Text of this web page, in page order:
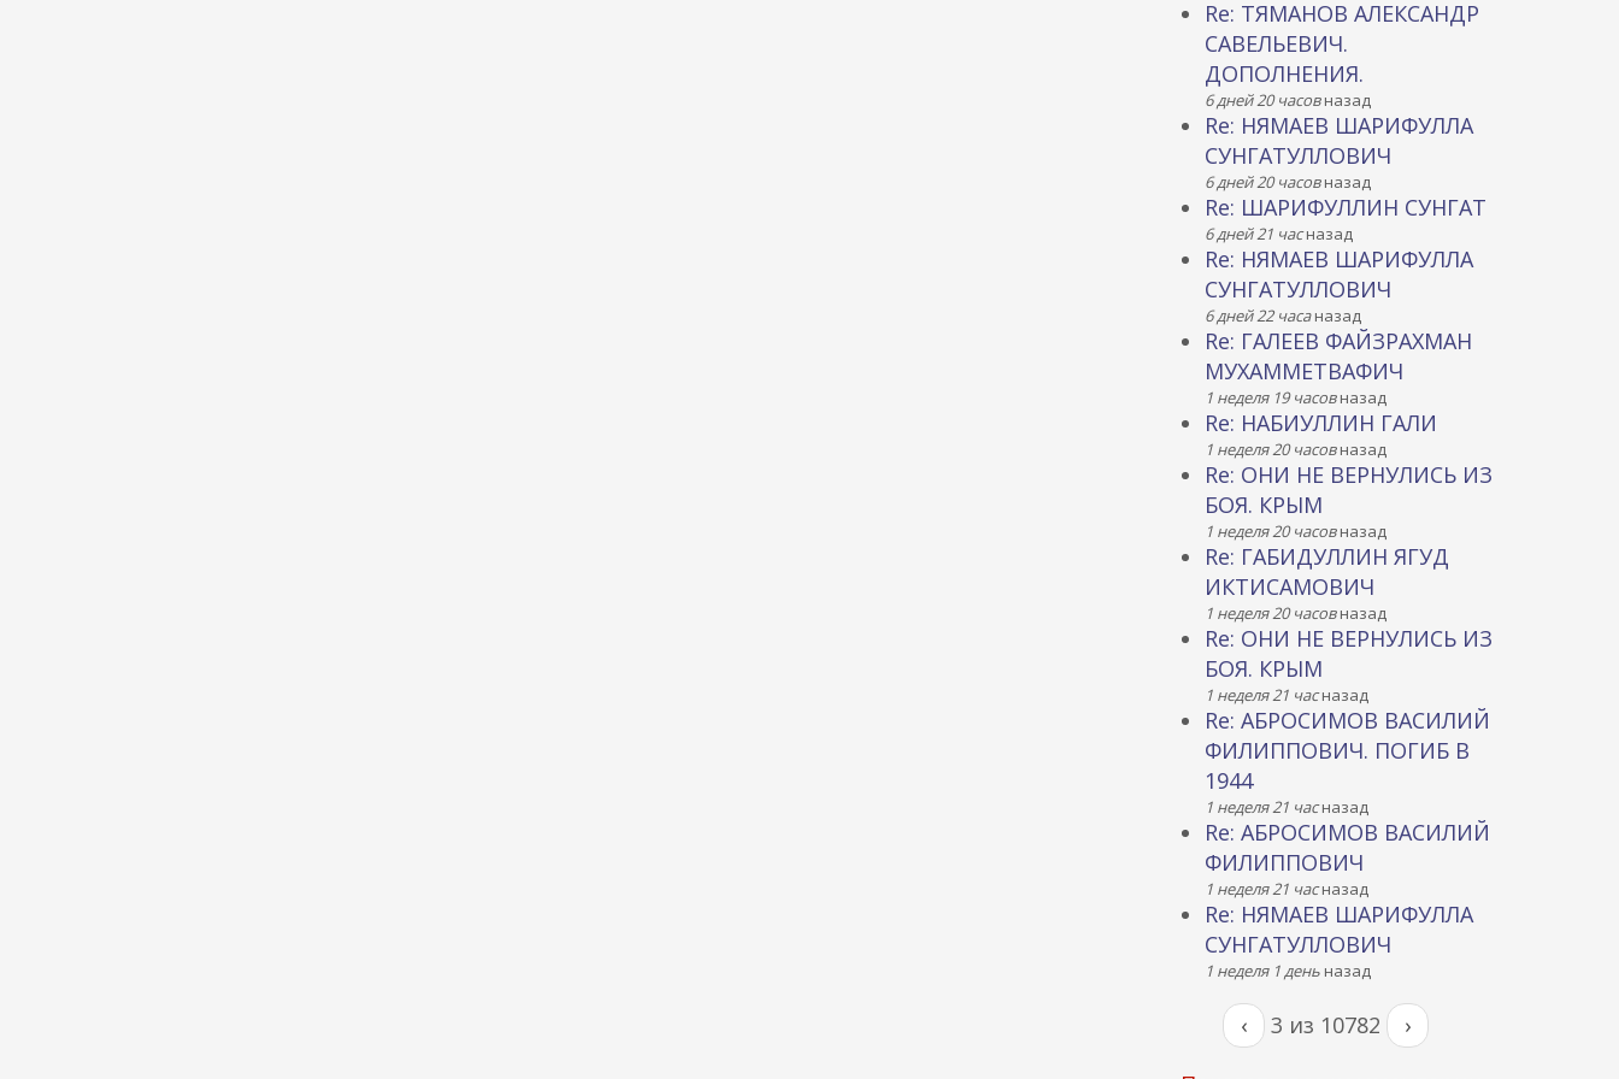
Re: ТЯМАНОВ АЛЕКСАНДР
САВЕЛЬЕВИЧ.
ДОПОЛНЕНИЯ.
6 дней 20 часовназад
Re: НЯМАЕВ ШАРИФУЛЛА
СУНГАТУЛЛОВИЧ
6 дней 20 часовназад
Re: ШАРИФУЛЛИН СУНГАТ
6 дней 21 часназад
Re: НЯМАЕВ ШАРИФУЛЛА
СУНГАТУЛЛОВИЧ
6 дней 22 часаназад
Re: ГАЛЕЕВ ФАЙЗРАХМАН
МУХАММЕТВАФИЧ
1 неделя 19 часовназад
Re: НАБИУЛЛИН ГАЛИ
1 неделя 20 часовназад
Re: ОНИ НЕ ВЕРНУЛИСЬ ИЗ
БОЯ. КРЫМ
1 неделя 20 часовназад
Re: ГАБИДУЛЛИН ЯГУД
ИКТИСАМОВИЧ
1 неделя 20 часовназад
Re: ОНИ НЕ ВЕРНУЛИСЬ ИЗ
БОЯ. КРЫМ
1 неделя 21 часназад
Re: АБРОСИМОВ ВАСИЛИЙ
ФИЛИППОВИЧ. ПОГИБ В
1944
1 неделя 21 часназад
Re: АБРОСИМОВ ВАСИЛИЙ
ФИЛИППОВИЧ
1 неделя 21 часназад
Re: НЯМАЕВ ШАРИФУЛЛА
СУНГАТУЛЛОВИЧ
1 неделя 1 деньназад
‹ 3 из 10782 ›